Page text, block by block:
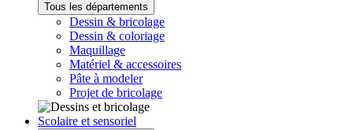
Tous les départements
Dessin & bricolage
Dessin & coloriage
Maquillage
Matériel & accessoires
Pâte à modeler
Projet de bricolage
Scolaire et sensoriel